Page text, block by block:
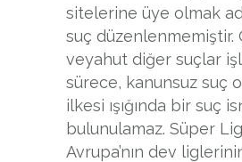
sitelerine üye olmak
suç düzenlenmemiştir.
veyahut diğer suçlar
sürece, kanunsuz suç
ilkesi ışığında bir suç
bulunulamaz. Süper
Avrupa’nın dev